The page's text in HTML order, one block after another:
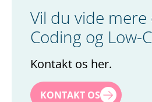
Vil du vide mere
Coding og Low-
Kontakt os her.
Navn*
KONTAKT OS